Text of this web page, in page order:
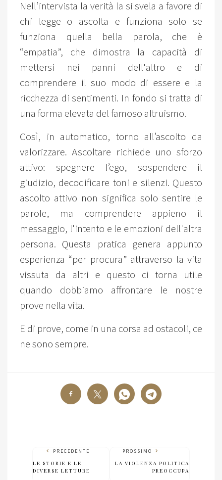
Nell’intervista la verità la si svela a favore di
chi legge o ascolta e funziona solo se
funziona quella bella parola, che è
“empatia”, che dimostra la capacità di
mettersi nei panni dell'altro e di
comprendere il suo modo di essere e la
ricchezza di sentimenti. In fondo si tratta di
una forma elevata del famoso altruismo.
Così, in automatico, torno all’ascolto da
valorizzare. Ascoltare richiede uno sforzo
attivo: spegnere l’ego, sospendere il
giudizio, decodificare toni e silenzi. Questo
ascolto attivo non significa solo sentire le
parole, ma comprendere appieno il
messaggio, l'intento e le emozioni dell'altra
persona. Questa pratica genera appunto
esperienza “per procura” attraverso la vita
vissuta da altri e questo ci torna utile
quando dobbiamo affrontare le nostre
prove nella vita.
E di prove, come in una corsa ad ostacoli, ce
ne sono sempre.
PRECEDENTE
LE STORIE E LE
DIVERSE LETTURE
PROSSIMO
LA VIOLENZA POLITICA
PREOCCUPA